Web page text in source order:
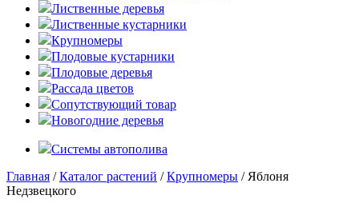
Лиственные деревья
Лиственные кустарники
Крупномеры
Плодовые кустарники
Плодовые деревья
Рассада цветов
Сопутствующий товар
Новогодние деревья
Системы автополива
Главная /Каталог растений /Крупномеры / Яблоня
Недзвецкого